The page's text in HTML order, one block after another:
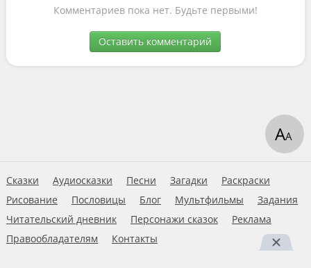
Комментариев пока нет. Будьте первыми!
Оставить комментарий
Сказки Аудиосказки Песни Загадки
Раскраски
Рисование
Пословицы Блог Мультфильмы
Задания
Читательский дневник
Персонажи сказок
Реклама
Правообладателям
Контакты
АА